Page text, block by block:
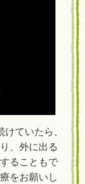
ていたら、
、外に出る
ることもで
をお願いし